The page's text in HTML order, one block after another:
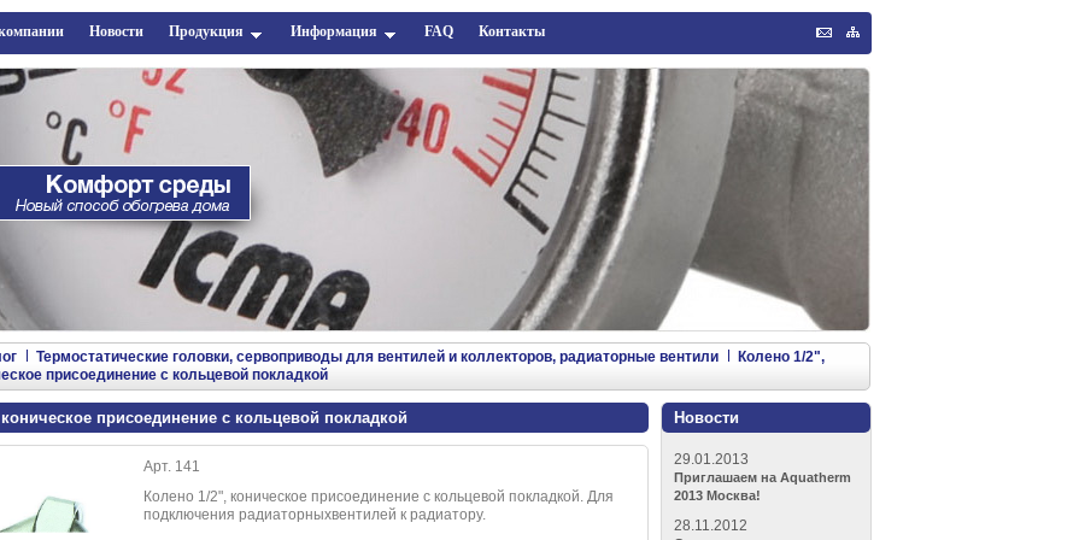
Термостатические головки, сервоприводы для вентилей и коллекторов, радиаторные вентили
Колено 1/2",
присоединение с кольцевой покладкой
присоединение с кольцевой покладкой
Арт. 141
Колено 1/2", коническое присоединение с кольцевой покладкой. Для
подключения радиаторныхвентилей к радиатору.
Новости
29.01.2013
Приглашаем на Aquatherm
2013 Москва!
28.11.2012
Обратная
связь
Карта
сайта
Новости Продукция Информация FAQ Контакты